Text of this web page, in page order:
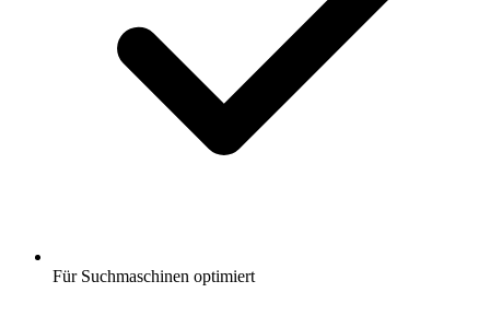
Für Suchmaschinen optimiert